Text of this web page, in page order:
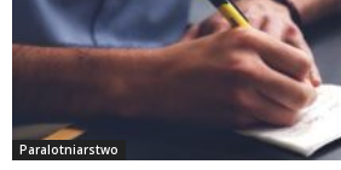
Paralotniarstwo